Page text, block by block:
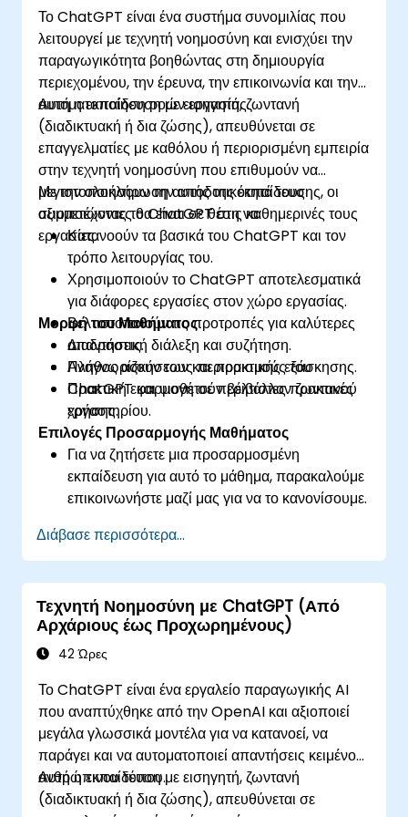
Το ChatGPT είναι ένα συστήμα συνομιλίας που
λειτουργεί με τεχνητή νοημοσύνη και ενισχύει την
παραγωγικότητα βοηθώντας στη δημιουργία
περιεχομένου, την έρευνα, την επικοινωνία και την
αυτοματοποίηση ροών εργασίας.
Αυτή η εκπαίδευση με εισηγητή, ζωντανή
(διαδικτυακή ή δια ζώσης), απευθύνεται σε
επαγγελματίες με καθόλου ή περιορισμένη εμπειρία
στην τεχνητή νοημοσύνη που επιθυμούν να
μεγιστοποιήσουν την αποδοτικότητά τους
αξιοποιώντας το ChatGPT στις καθημερινές τους
εργασίες.
Με την ολοκλήρωση αυτής της εκπαίδευσης, οι
συμμετέχοντες θα είναι σε θέση να:
Κατανοούν τα βασικά του ChatGPT και τον
τρόπο λειτουργίας του.
Χρησιμοποιούν το ChatGPT αποτελεσματικά
για διάφορες εργασίες στον χώρο εργασίας.
Βελτιστοποιούν τις προτροπές για καλύτερες
απαντήσεις.
Αναγνωρίζουν τους περιορισμούς του
ChatGPT και υιοθετούν βέλτιστες πρακτικές
χρήσης.
Μορφή του Μαθήματος
Διαδραστική διάλεξη και συζήτηση.
Πλήθος ασκήσεων και πρακτικής εξάσκησης.
Πρακτική εφαρμογή σε περιβάλλον ζωντανού
εργαστηρίου.
Επιλογές Προσαρμογής Μαθήματος
Για να ζητήσετε μια προσαρμοσμένη
εκπαίδευση για αυτό το μάθημα, παρακαλούμε
επικοινωνήστε μαζί μας για να το κανονίσουμε.
Διάβασε περισσότερα...
Τεχνητή Νοημοσύνη με ChatGPT (Από
Αρχάριους έως Προχωρημένους)
42 Ώρες
Το ChatGPT είναι ένα εργαλείο παραγωγικής AI
που αναπτύχθηκε από την OpenAI και αξιοποιεί
μεγάλα γλωσσικά μοντέλα για να κατανοεί, να
παράγει και να αυτοματοποιεί απαντήσεις κειμένου
ανθρώπινου τύπου.
Αυτή η εκπαίδευση με εισηγητή, ζωντανή
(διαδικτυακή ή δια ζώσης), απευθύνεται σε